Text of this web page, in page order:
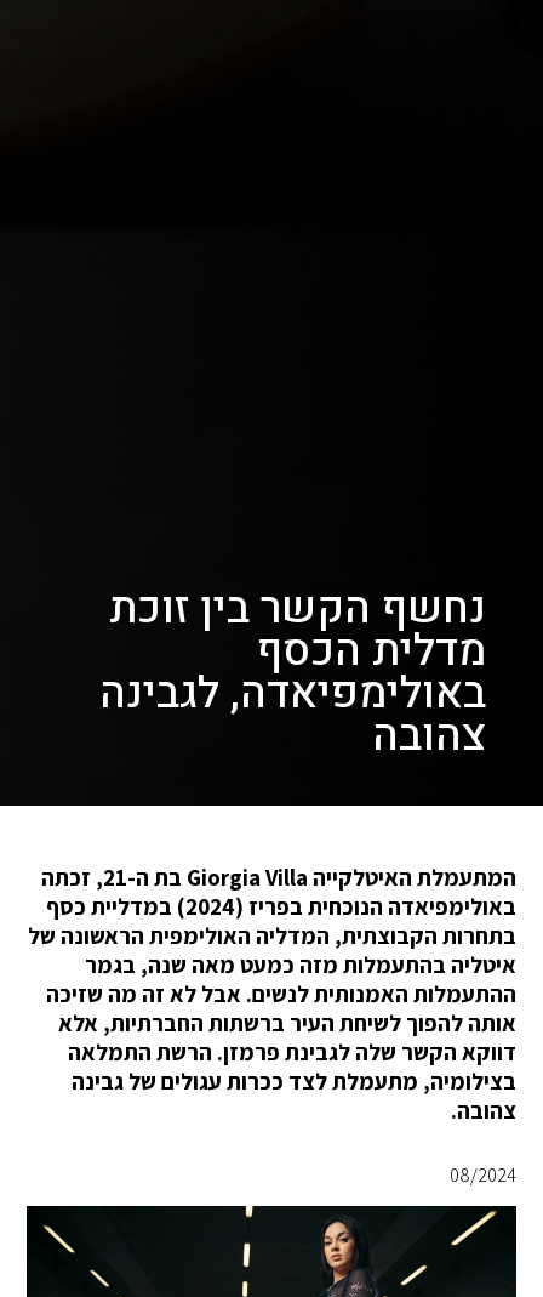
נחשף הקשר בין זוכת
מדלית הכסף
באולימפיאדה, לגבינה
צהובה
המתעמלת האיטלקייה Giorgia Villa בת ה-21, זכתה
באולימפיאדה הנוכחית בפריז (2024) במדליית כסף
בתחרות הקבוצתית, המדליה האולימפית הראשונה של
איטליה בהתעמלות מזה כמעט מאה שנה, בגמר
ההתעמלות האמנותית לנשים. אבל לא זה מה שזיכה
אותה להפוך לשיחת העיר ברשתות החברתיות, אלא
דווקא הקשר שלה לגבינת פרמזן. הרשת התמלאה
בצילומיה, מתעמלת לצד ככרות עגולים של גבינה
צהובה.
08/2024